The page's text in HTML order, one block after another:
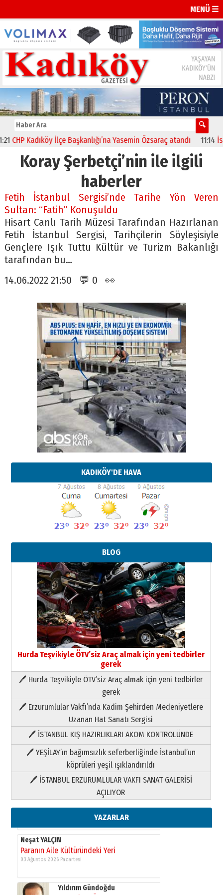
MENÜ ☰
CHP Kadıköy İlçe Başkanlığı’na Yasemin Özsaraç atandı 11:14
Koray Şerbetçi’nin ile ilgili
haberler
Fetih İstanbul Sergisi’nde Tarihe Yön Veren
Sultan: “Fatih” Konuşuldu
Hisart Canlı Tarih Müzesi Tarafından Hazırlanan
Fetih İstanbul Sergisi, Tarihçilerin Söyleşisiyle
Gençlere Işık Tuttu Kültür ve Turizm Bakanlığı
tarafından bu…
14.06.2022 21:50 💬 0 👀
KADIKÖY'DE HAVA
BLOG
Hurda Teşvikiyle ÖTV’siz Araç almak için yeni tedbirler
gerek
🖊 Hurda Teşvikiyle ÖTV’siz Araç almak için yeni tedbirler
gerek
🖊 Erzurumlular Vakfı’nda Kadim Şehirden Medeniyetlere
Uzanan Hat Sanatı Sergisi
🖊 İSTANBUL KIŞ HAZIRLIKLARI AKOM KONTROLÜNDE
🖊 YEŞİLAY’ın bağımsızlık seferberliğinde İstanbul’un
köprüleri yeşil ışıklandırıldı
🖊 İSTANBUL ERZURUMLULAR VAKFI SANAT GALERİSİ
AÇILIYOR
YAZARLAR
Paranın Aile Kültüründeki Yeri
03 Ağustos 2026 Pazartesi
Yıldırım Gündoğdu
HAVVA’NIN ÜÇ KIZI
09 Temmuz 2026 Perşembe
Yusuf POLAT
Şampiyonluk Sebahattin Şirin’e
11 Mayıs 2026 Pazartesi
Neşat YALÇIN
Paranın Aile Kültüründeki Yeri
03 Ağustos 2026 Pazartesi
Yıldırım Gündoğdu
HAVVA’NIN ÜÇ KIZI